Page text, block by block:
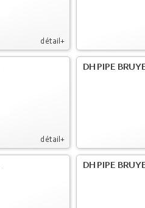
détail+
détail+
DH PIPE
DH PIPE